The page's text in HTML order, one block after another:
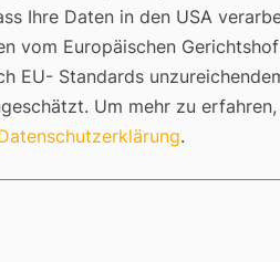
Plus bekommen Sie das volle
PLUS
2025
Ihre Daten in den USA
vom Europäischen
EU- Standards
Um mehr zu erfahren,
.